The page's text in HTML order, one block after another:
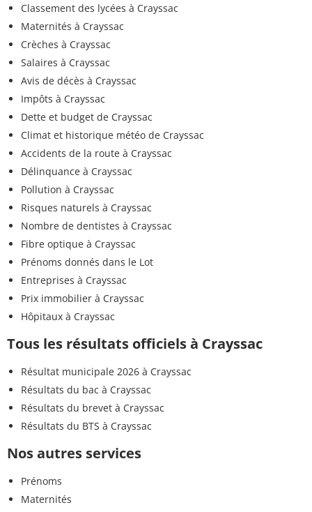
Classement des lycées à Crayssac
Maternités à Crayssac
Crèches à Crayssac
Salaires à Crayssac
Avis de décès à Crayssac
Impôts à Crayssac
Dette et budget de Crayssac
Climat et historique météo de Crayssac
Accidents de la route à Crayssac
Délinquance à Crayssac
Pollution à Crayssac
Risques naturels à Crayssac
Nombre de dentistes à Crayssac
Fibre optique à Crayssac
Prénoms donnés dans le Lot
Entreprises à Crayssac
Prix immobilier à Crayssac
Hôpitaux à Crayssac
Tous les résultats officiels à Crayssac
Résultat municipale 2026 à Crayssac
Résultats du bac à Crayssac
Résultats du brevet à Crayssac
Résultats du BTS à Crayssac
Nos autres services
Prénoms
Maternités